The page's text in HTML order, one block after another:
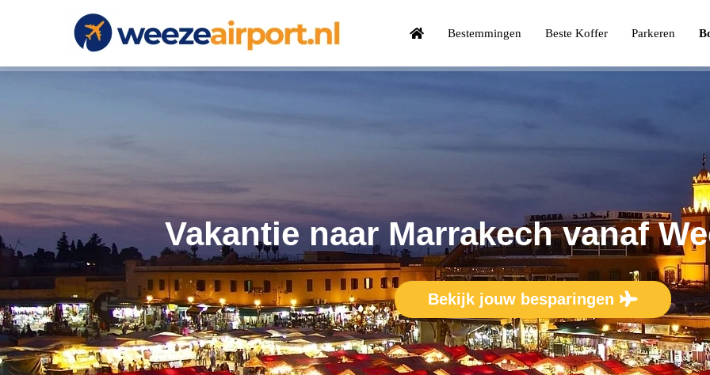
Bestemmingen Beste Koffer Parkeren
Vakantie naar Marrakechvanaf
Bekijk jouw besparingen